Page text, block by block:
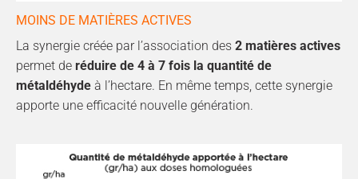
MOINS DE MATIÈRES ACTIVES
La synergie créée par l’association des 2 matières actives
permet de réduire de 4 à 7 fois la quantité de
métaldéhyde à l’hectare. En même temps, cette synergie
apporte une efficacité nouvelle génération.